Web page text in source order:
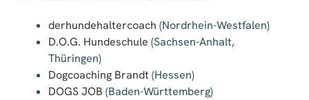
derhundehaltercoach (Nordrhein-Westfalen)
D.O.G. Hundeschule (Sachsen-Anhalt,
Thüringen)
Dogcoaching Brandt (Hessen)
DOGS JOB (Baden-Württemberg)